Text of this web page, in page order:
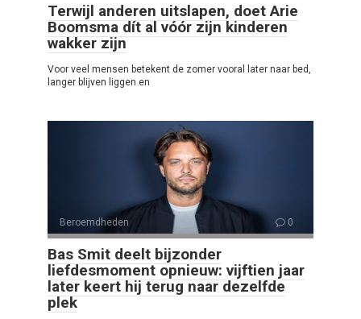
Terwijl anderen uitslapen, doet Arie
Boomsma dít al vóór zijn kinderen
wakker zijn
Voor veel mensen betekent de zomer vooral later naar bed,
langer blijven liggen en
Beroemdheden 0
Bas Smit deelt bijzonder
liefdesmoment opnieuw: vijftien jaar
later keert hij terug naar dezelfde
plek